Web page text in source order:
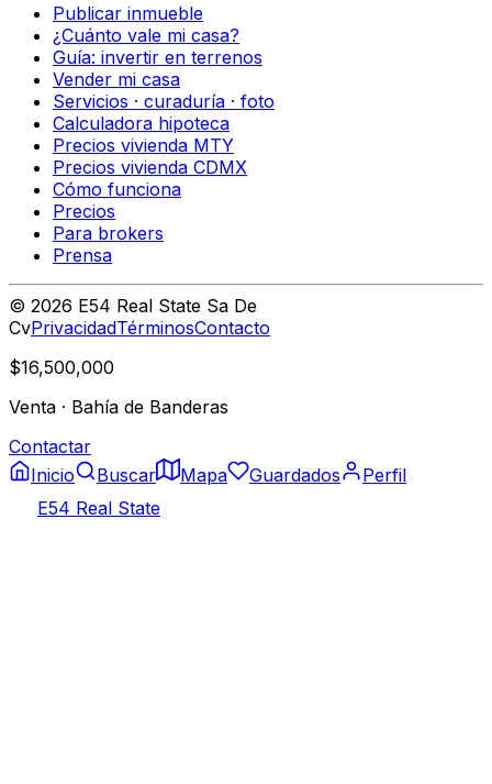
Publicar inmueble
¿Cuánto vale mi casa?
Guía: invertir en terrenos
Vender mi casa
Servicios · curaduría · foto
Calculadora hipoteca
Precios vivienda MTY
Precios vivienda CDMX
Cómo funciona
Precios
Para brokers
Prensa
© 2026 E54 Real State Sa De
CvPrivacidadTérminosContacto
$16,500,000
Venta · Bahía de Banderas
Contactar
Inicio
Buscar Mapa Guardados
Perfil
E54 Real State